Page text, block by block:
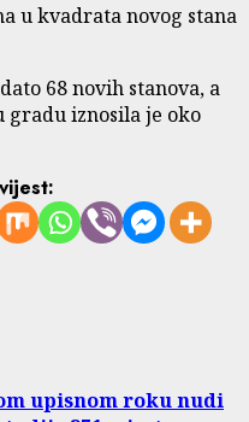
u kvadrata novog stana
68 novih stanova, a
gradu iznosila je oko
upisnom roku nudi